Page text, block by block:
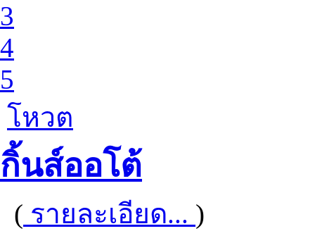
3
4
5
โหวต
กิ้นส์ออโต้
( รายละเอียด... )